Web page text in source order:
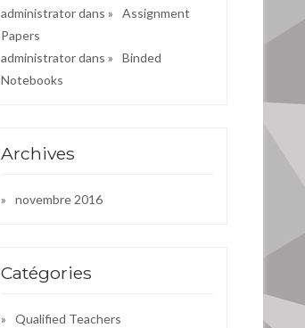
administratordans
Assignment
Papers
administratordans
Binded
Notebooks
Archives
novembre 2016
Catégories
Qualified Teachers